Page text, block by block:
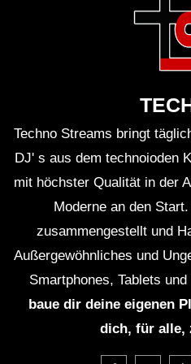
und Kaffee überbrückt,
Während andere noch im
bereits aufgebaut und die
Stellplatz-Scouting:
Regeln
Die optimale Stellplatzwahl
Festivalguide stehen. Regel
symmetrische Positionen.
Dreiecksformation oder
unbewusst mehr Besucher
interpretiert Ordnung als
leicht chaotische
Techno Streams bringt
DJ' s aus dem technoioden
mit höchster Qualität in der
Moderne an den
zusammengestellt und
Außergewöhnliches und
Smartphones, Tablets und
baue dir deine eigenen
dich, für alle,